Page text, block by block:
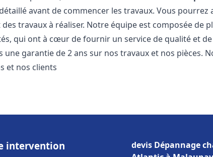
détaillé avant de commencer les travaux. Vous pourrez
travaux à réaliser. Notre équipe est composée de
qui ont à cœur de fournir un service de qualité et
garantie de 2 ans sur nos travaux et nos pièces.
et nos clients
intervention
devis Dépannage